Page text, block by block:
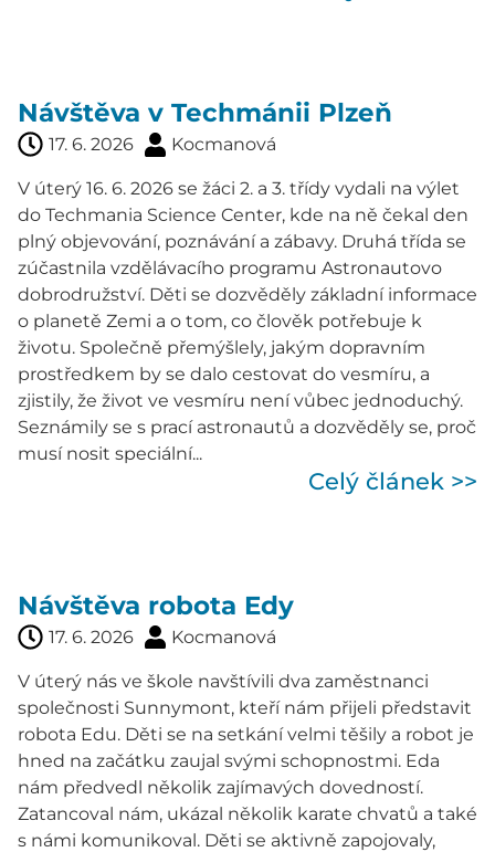
Návštěva v Techmánii Plzeň
17. 6. 2026 Kocmanová
V úterý 16. 6. 2026 se žáci 2. a 3. třídy vydali na výlet
do Techmania Science Center, kde na ně čekal den
plný objevování, poznávání a zábavy. Druhá třída se
zúčastnila vzdělávacího programu Astronautovo
dobrodružství. Děti se dozvěděly základní informace
o planetě Zemi a o tom, co člověk potřebuje k
životu. Společně přemýšlely, jakým dopravním
prostředkem by se dalo cestovat do vesmíru, a
zjistily, že život ve vesmíru není vůbec jednoduchý.
Seznámily se s prací astronautů a dozvěděly se, proč
musí nosit speciální...
Celý článek >>
Návštěva robota Edy
17. 6. 2026 Kocmanová
V úterý nás ve škole navštívili dva zaměstnanci
společnosti Sunnymont, kteří nám přijeli představit
robota Edu. Děti se na setkání velmi těšily a robot je
hned na začátku zaujal svými schopnostmi. Eda
nám předvedl několik zajímavých dovedností.
Zatancoval nám, ukázal několik karate chvatů a také
s námi komunikoval. Děti se aktivně zapojovaly,